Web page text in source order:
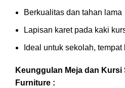
Berkualitas dan tahan lama
Lapisan karet pada kaki
Ideal untuk sekolah, tempat
Keunggulan Meja dan
Furniture :